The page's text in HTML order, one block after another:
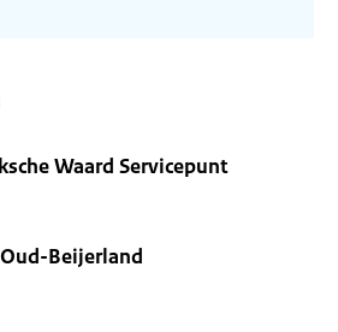
Waard Servicepunt
Beijerland